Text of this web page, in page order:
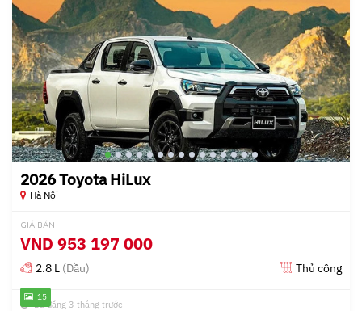
15
2026 Toyota HiLux
Hà Nội
GIÁ BÁN
VND 953 197 000
2.8 L (Dầu) Thủ công
Đã đăng 3 tháng trước